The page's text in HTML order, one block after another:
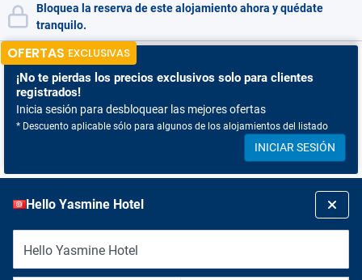
Bloquea la reserva de este alojamiento ahora y quédate
tranquilo.
OFERTAS EXCLUSIVAS
¡No te pierdas los precios exclusivos solo para clientes
registrados!
Inicia sesión para desbloquear las mejores ofertas
* Descuento aplicable sólo para algunos de los alojamientos del listado
INICIAR SESIÓN
Hello Yasmine Hotel
Hello Yasmine Hotel